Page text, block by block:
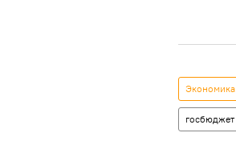
Экономика
госбюджет